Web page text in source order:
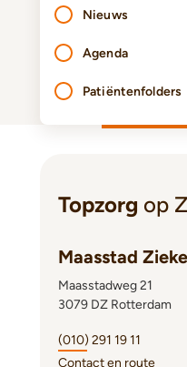
Nieuws
Agenda
Patiëntenfolders
Topzorg op
Maasstad
Maasstadweg 21
3079 DZ Rotterdam
(010) 291 19 11
Contact en route